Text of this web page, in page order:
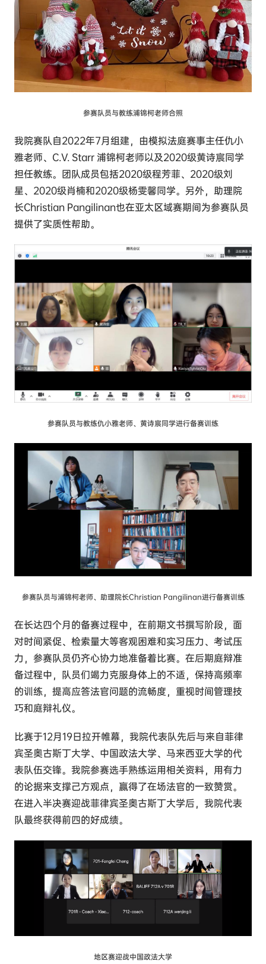
参赛队员与教练浦锦柯老师合照
我院赛队自2022年7月组建，由模拟法庭赛事主任仇小
雅老师、C.V. Starr 浦锦柯老师以及2020级黄诗宸同学
担任教练。团队成员包括2020级程芳菲、2020级刘
星、2020级肖楠和2020级杨雯馨同学。另外，助理院
长Christian Pangilinan也在亚太区域赛期间为参赛队员
提供了实质性帮助。
参赛队员与教练仇小雅老师、黄诗宸同学进行备赛训练
参赛队员与浦锦柯老师、助理院长Christian Pangilinan进行备赛训练
在长达四个月的备赛过程中，在前期文书撰写阶段，面
对时间紧促、检索量大等客观困难和实习压力、考试压
力，参赛队员仍齐心协力地准备着比赛。在后期庭辩准
备过程中，队员们竭力克服身体上的不适，保持高频率
的训练，提高应答法官问题的流畅度，重视时间管理技
巧和庭辩礼仪。
比赛于12月19日拉开帷幕，我院代表队先后与来自菲律
宾圣奥古斯丁大学、中国政法大学、马来西亚大学的代
表队伍交锋。我院参赛选手熟练运用相关资料，用有力
的论据来支撑己方观点，赢得了在场法官的一致赞赏。
在进入半决赛迎战菲律宾圣奥古斯丁大学后，我院代表
队最终获得前四的好成绩。
地区赛迎战中国政法大学